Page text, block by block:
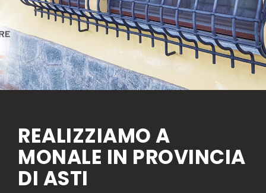
REALIZZIAMO A
MONALE IN PROVINCIA
DI ASTI